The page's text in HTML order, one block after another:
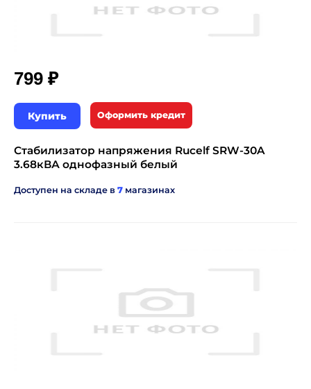
799 ₽
Купить Оформить кредит
Стабилизатор напряжения Rucelf SRW-30A
3.68кВА однофазный белый
Доступен на складе в 7 магазинах